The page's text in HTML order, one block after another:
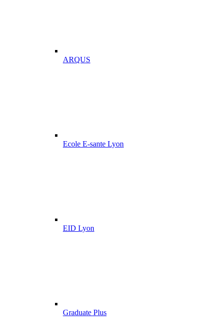
ARQUS
Ecole E-sante Lyon
EID Lyon
Graduate Plus